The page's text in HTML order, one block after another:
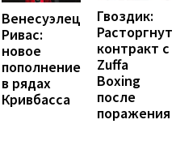
Венесуэлец
Ривас:
новое
пополнение
в рядах
Кривбасса
Гвоздик:
Расторгнут
контракт с
Zuffa
Boxing
после
поражения